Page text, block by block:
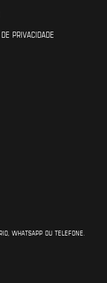
PRIVACIDADE
WHATSAPP OU TELEFONE.